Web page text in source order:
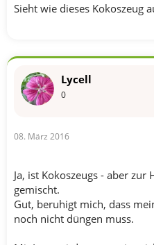
Sieht wie dieses Kokoszeug
Lycell
0
08. März 2016
Ja, ist Kokoszeugs - aber
gemischt.
Gut, beruhigt mich, dass
noch nicht düngen muss.